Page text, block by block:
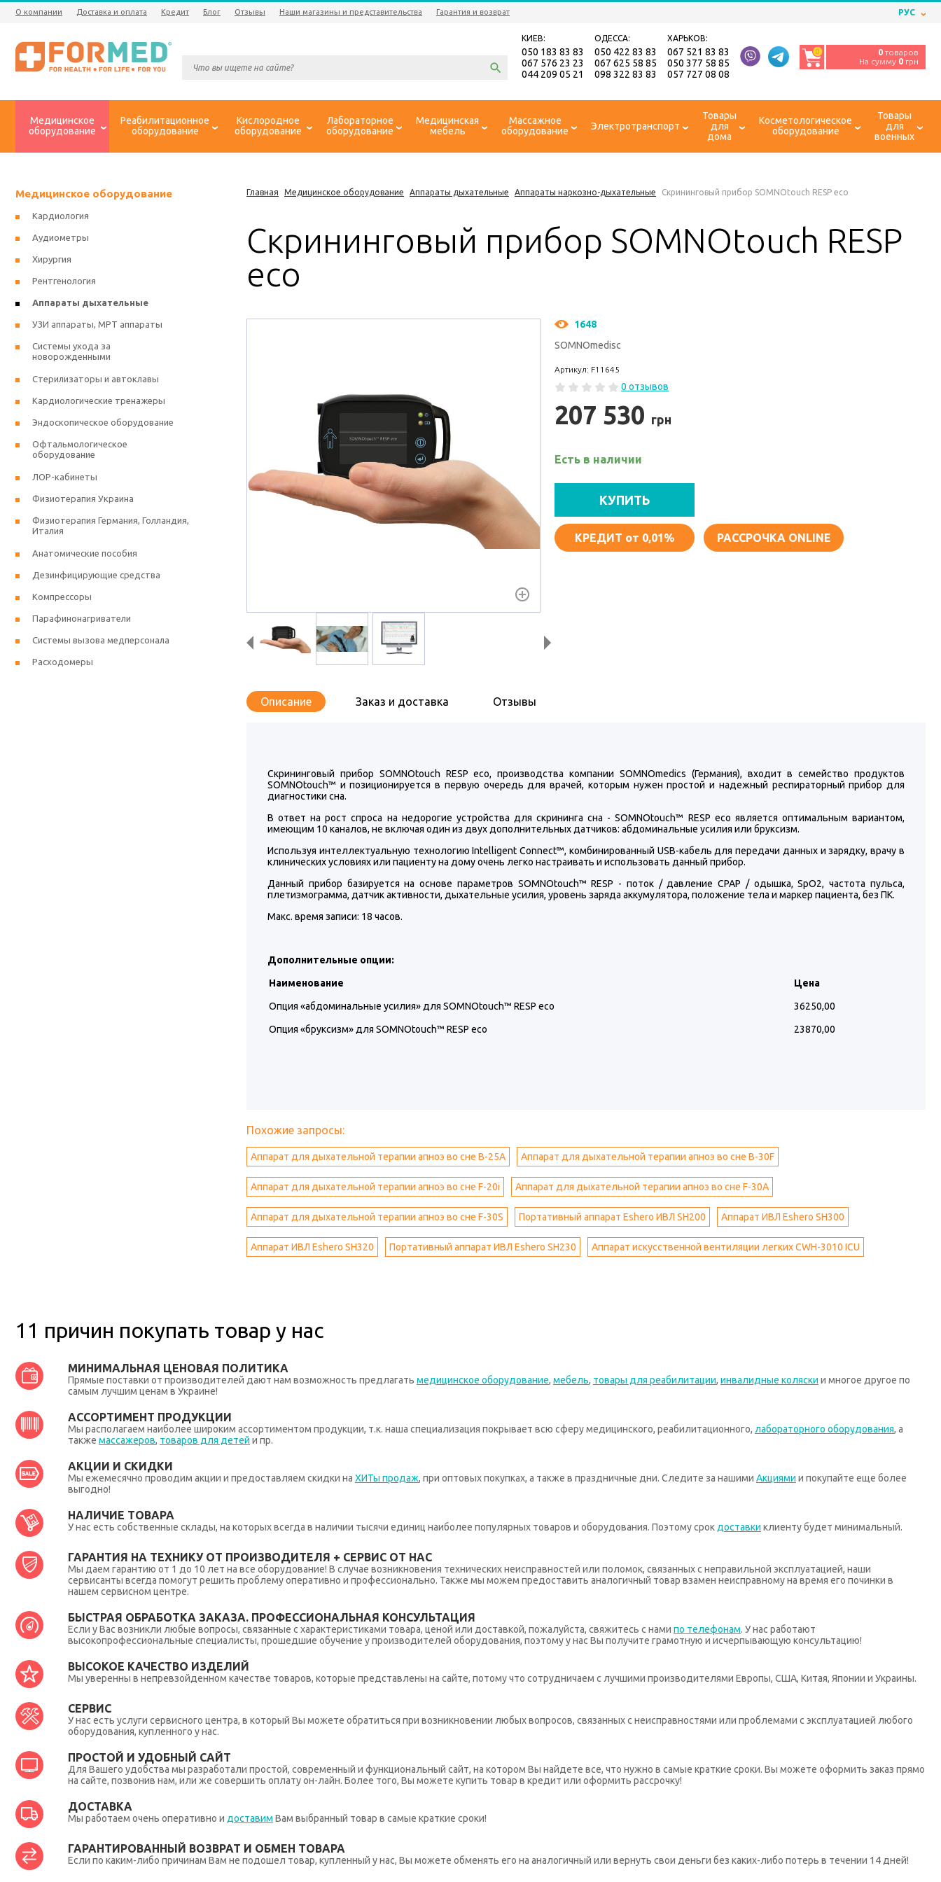
О компании Доставка и оплата Кредит Блог Отзывы Наши магазины и представительства Гарантия и возврат РУС
КИЕВ:
050 183 83 83
067 576 23 23
044 209 05 21
ОДЕССА:
050 422 83 83
067 625 58 85
098 322 83 83
ХАРЬКОВ:
067 521 83 83
050 377 58 85
057 727 08 08
0 0 товаров
На сумму 0 грн
Медицинское
оборудование
Реабилитационное
оборудование
Кислородное
оборудование
Лабораторное
оборудование
Медицинская
мебель
Массажное
оборудование
Электротранспорт
Товары
для
дома
Косметологическое
оборудование
Товары
для
военных
Главная Медицинское оборудование Аппараты дыхательные Аппараты наркозно-дыхательные Скрининговый прибор SOMNOtouch RESP eco
Скрининговый прибор SOMNOtouch RESP
eco
1648
SOMNOmedisc
Артикул: F11645
0 отзывов
207 530 грн
Есть в наличии
КУПИТЬ
КРЕДИТ от 0,01% РАССРОЧКА ONLINE
Описание Заказ и доставка Отзывы
Скрининговый прибор SOMNOtouch RESP eco, производства компании SOMNOmedics (Германия), входит в семейство продуктов
SOMNOtouch™ и позиционируется в первую очередь для врачей, которым нужен простой и надежный респираторный прибор для
диагностики сна.
В ответ на рост спроса на недорогие устройства для скрининга сна - SOMNOtouch™ RESP eco является оптимальным вариантом,
имеющим 10 каналов, не включая один из двух дополнительных датчиков: абдоминальные усилия или бруксизм.
Используя интеллектуальную технологию Intelligent Connect™, комбинированный USB-кабель для передачи данных и зарядку, врачу в
клинических условиях или пациенту на дому очень легко настраивать и использовать данный прибор.
Данный прибор базируется на основе параметров SOMNOtouch™ RESP - поток / давление CPAP / одышка, SpO2, частота пульса,
плетизмограмма, датчик активности, дыхательные усилия, уровень заряда аккумулятора, положение тела и маркер пациента, без ПК.
Макс. время записи: 18 часов.
Дополнительные опции:
Наименование Цена
Опция «абдоминальные усилия» для SOMNOtouch™ RESP eco 36250,00
Опция «бруксизм» для SOMNOtouch™ RESP eco 23870,00
Похожие запросы:
Аппарат для дыхательной терапии апноэ во сне B-25A Аппарат для дыхательной терапии апноэ во сне B-30F
Аппарат для дыхательной терапии апноэ во сне F-20i Аппарат для дыхательной терапии апноэ во сне F-30A
Аппарат для дыхательной терапии апноэ во сне F-30S Портативный аппарат Eshero ИВЛ SH200 Аппарат ИВЛ Eshero SH300
Аппарат ИВЛ Eshero SH320 Портативный аппарат ИВЛ Eshero SH230 Аппарат искусственной вентиляции легких CWH-3010 ICU
Медицинское оборудование
Кардиология
Аудиометры
Хирургия
Рентгенология
Аппараты дыхательные
УЗИ аппараты, МРТ аппараты
Системы ухода за
новорожденными
Стерилизаторы и автоклавы
Кардиологические тренажеры
Эндоскопическое оборудование
Офтальмологическое
оборудование
ЛОР-кабинеты
Физиотерапия Украина
Физиотерапия Германия, Голландия,
Италия
Анатомические пособия
Дезинфицирующие средства
Компрессоры
Парафинонагриватели
Системы вызова медперсонала
Расходомеры
11 причин покупать товар у нас
МИНИМАЛЬНАЯ ЦЕНОВАЯ ПОЛИТИКА
Прямые поставки от производителей дают нам возможность предлагать медицинское оборудование, мебель, товары для реабилитации, инвалидные коляски и многое другое по
самым лучшим ценам в Украине!
АССОРТИМЕНТ ПРОДУКЦИИ
Мы располагаем наиболее широким ассортиментом продукции, т.к. наша специализация покрывает всю сферу медицинского, реабилитационного, лабораторного оборудования, а
также массажеров, товаров для детей и пр.
АКЦИИ И СКИДКИ
Мы ежемесячно проводим акции и предоставляем скидки на ХИТы продаж, при оптовых покупках, а также в праздничные дни. Следите за нашими Акциями и покупайте еще более
выгодно!
НАЛИЧИЕ ТОВАРА
У нас есть собственные склады, на которых всегда в наличии тысячи единиц наиболее популярных товаров и оборудования. Поэтому срок доставки клиенту будет минимальный.
ГАРАНТИЯ НА ТЕХНИКУ ОТ ПРОИЗВОДИТЕЛЯ + СЕРВИС ОТ НАС
Мы даем гарантию от 1 до 10 лет на все оборудование! В случае возникновения технических неисправностей или поломок, связанных с неправильной эксплуатацией, наши
сервисанты всегда помогут решить проблему оперативно и профессионально. Также мы можем предоставить аналогичный товар взамен неисправному на время его починки в
нашем сервисном центре.
БЫСТРАЯ ОБРАБОТКА ЗАКАЗА. ПРОФЕССИОНАЛЬНАЯ КОНСУЛЬТАЦИЯ
Если у Вас возникли любые вопросы, связанные с характеристиками товара, ценой или доставкой, пожалуйста, свяжитесь с нами по телефонам. У нас работают
высокопрофессиональные специалисты, прошедшие обучение у производителей оборудования, поэтому у нас Вы получите грамотную и исчерпывающую консультацию!
ВЫСОКОЕ КАЧЕСТВО ИЗДЕЛИЙ
Мы уверенны в непревзойденном качестве товаров, которые представлены на сайте, потому что сотрудничаем с лучшими производителями Европы, США, Китая, Японии и Украины.
СЕРВИС
У нас есть услуги сервисного центра, в который Вы можете обратиться при возникновении любых вопросов, связанных с неисправностями или проблемами с эксплуатацией любого
оборудования, купленного у нас.
ПРОСТОЙ И УДОБНЫЙ САЙТ
Для Вашего удобства мы разработали простой, современный и функциональный сайт, на котором Вы найдете все, что нужно в самые краткие сроки. Вы можете оформить заказ прямо
на сайте, позвонив нам, или же совершить оплату он-лайн. Более того, Вы можете купить товар в кредит или оформить рассрочку!
ДОСТАВКА
Мы работаем очень оперативно и доставим Вам выбранный товар в самые краткие сроки!
ГАРАНТИРОВАННЫЙ ВОЗВРАТ И ОБМЕН ТОВАРА
Если по каким-либо причинам Вам не подошел товар, купленный у нас, Вы можете обменять его на аналогичный или вернуть свои деньги без каких-либо потерь в течении 14 дней!